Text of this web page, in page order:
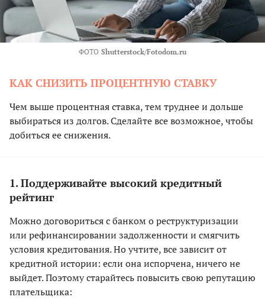
ФОТО Shutterstock/Fotodom.ru
КАК СНИЗИТЬ ПРОЦЕНТНУЮ СТАВКУ
Чем выше процентная ставка, тем труднее и дольше
выбираться из долгов. Сделайте все возможное, чтобы
добиться ее снижения.
1. Поддерживайте высокий кредитный
рейтинг
Можно договориться с банком о реструктуризации
или рефинансировании задолженности и смягчить
условия кредитования. Но учтите, все зависит от
кредитной истории: если она испорчена, ничего не
выйдет. Поэтому старайтесь повысить свою репутацию
плательщика: